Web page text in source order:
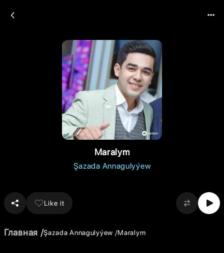
Maralym
Şazada Annagulyýew
Like it
Главная Şazada Annagulyýew Maralym